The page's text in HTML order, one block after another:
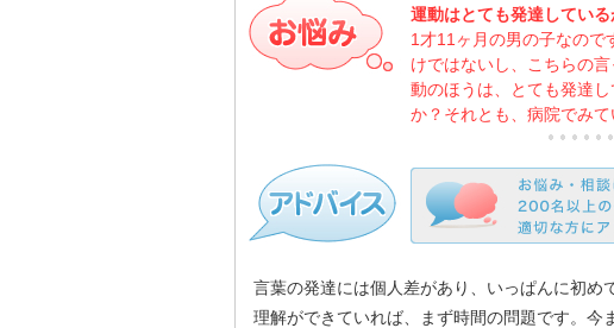
運動はとても発達してい
1才11ヶ月の男の子なので
けではないし、こちらの
動のほうは、とても発達
か？それとも、病院でみ
言葉の発達には個人差があり、いっぱんに初め
理解ができていれば、まず時間の問題です。